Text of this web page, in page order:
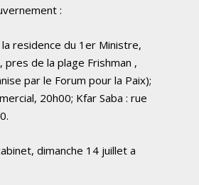
:
residence du 1er Ministre,
de la plage Frishman ,
par le Forum pour la Paix);
20h00; Kfar Saba : rue
dimanche 14 juillet a